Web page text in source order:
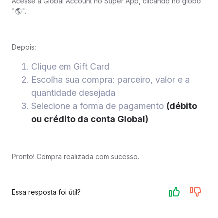
"🌎".
Depois:
Clique em Gift Card
Escolha sua compra: parceiro, valor e a
quantidade desejada
Selecione a forma de pagamento (débito
ou crédito da conta Global)
Pronto! Compra realizada com sucesso.
Essa resposta foi útil?